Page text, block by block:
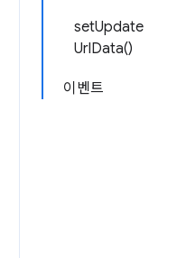
setUpdate
UrlData()
이벤트